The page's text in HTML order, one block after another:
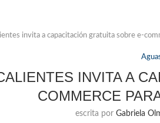
invita a capacitación gratuita sobre e-
INVITA A
COMMERCE
escrita porGabriela